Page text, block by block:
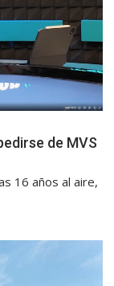
de MVS
16 años al aire,